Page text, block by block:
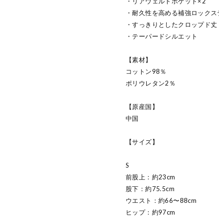
・耐久性を高める補強ロック
・すっきりとしたクロップド丈
・テーパードシルエット
【素材】
コットン98％
ポリウレタン2％
【原産国】
中国
【サイズ】
S
前股上：約23cm
股下：約75.5cm
ウエスト：約66〜88cm
ヒップ：約97cm